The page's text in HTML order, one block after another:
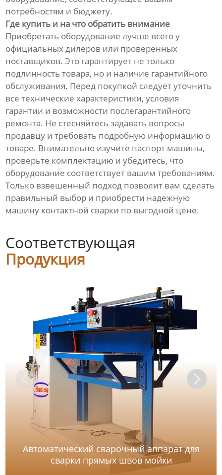
потребностям и бюджету.
Где купить и на что обратить внимание
Приобретать оборудование лучше всего у
официальных дилеров или проверенных
поставщиков. Это гарантирует не только
подлинность товара, но и наличие гарантийного
обслуживания. Перед покупкой следует уточнить
все технические характеристики, условия
гарантии и возможности послегарантийного
ремонта. Не стесняйтесь задавать вопросы
продавцу и требовать подробную информацию о
товаре. Внимательно изучите паспорт машины,
проверьте комплектацию и убедитесь, что
оборудование соответствует вашим требованиям.
Только взвешенный подход позволит вам сделать
правильный выбор и приобрести надежную
машину контактной сварки по выгодной цене.
Соответствующая
Продукция
Автоматический сварочный аппарат для
сварки прямых швов мойки